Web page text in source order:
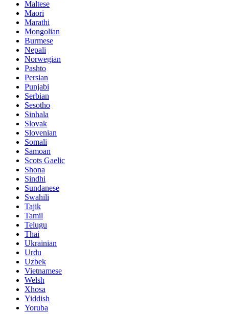
Maltese
Maori
Marathi
Mongolian
Burmese
Nepali
Norwegian
Pashto
Persian
Punjabi
Serbian
Sesotho
Sinhala
Slovak
Slovenian
Somali
Samoan
Scots Gaelic
Shona
Sindhi
Sundanese
Swahili
Tajik
Tamil
Telugu
Thai
Ukrainian
Urdu
Uzbek
Vietnamese
Welsh
Xhosa
Yiddish
Yoruba